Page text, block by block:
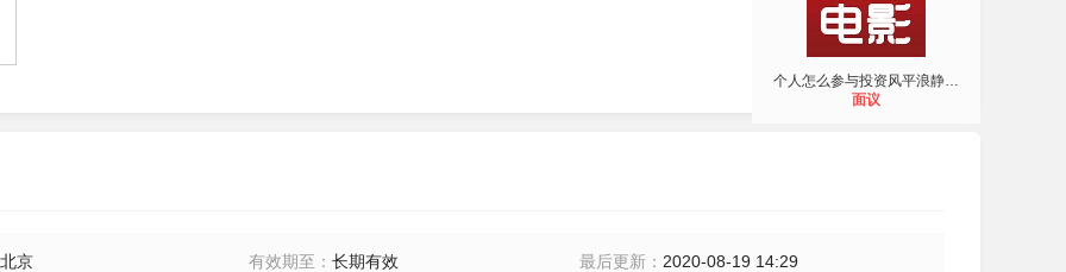
个人怎么参与投资风平浪静？是不是真
面议
北京 有效期至 ： 长期有效 最后更新 ： 2020-08-19 14:29